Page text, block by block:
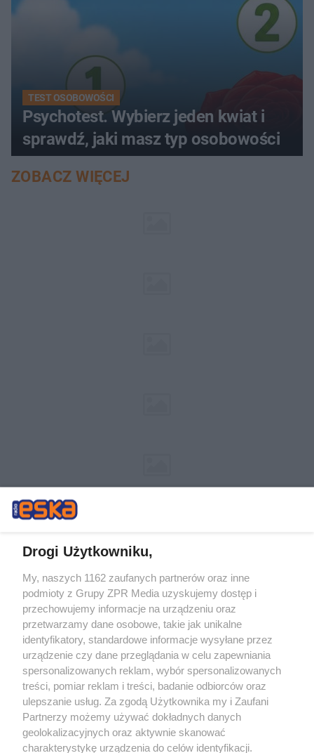
TEST OSOBOWOŚCI
Psychotest. Wybierz jeden kwiat i
sprawdź, jaki masz typ osobowości
ZOBACZ WIĘCEJ
Żaden utwór zamieszczony w serwisie nie może być powielany i
rozpowszechniany lub dalej rozpowszechniany w jakikolwiek sposób (w
tym także elektroniczny lub mechaniczny) na jakimkolwiek polu
eksploatacji w jakiejkolwiek formie, włącznie z umieszczaniem w
Internecie bez pisemnej zgody właściciela praw. Jakiekolwiek użycie lub
wykorzystanie utworów w całości lub w części z naruszeniem prawa,
tzn. bez właściwej zgody, jest zabronione pod groźbą kary i może być
ścigane prawnie.
Drogi Użytkowniku,
My, naszych 1162 zaufanych partnerów oraz inne
podmioty z Grupy ZPR Media uzyskujemy dostęp i
przechowujemy informacje na urządzeniu oraz
przetwarzamy dane osobowe, takie jak unikalne
identyfikatory, standardowe informacje wysyłane przez
urządzenie czy dane przeglądania w celu zapewniania
spersonalizowanych reklam, wybór spersonalizowanych
treści, pomiar reklam i treści, badanie odbiorców oraz
ulepszanie usług. Za zgodą Użytkownika my i Zaufani
Partnerzy możemy używać dokładnych danych
geolokalizacyjnych oraz aktywnie skanować
charakterystykę urządzenia do celów identyfikacji.